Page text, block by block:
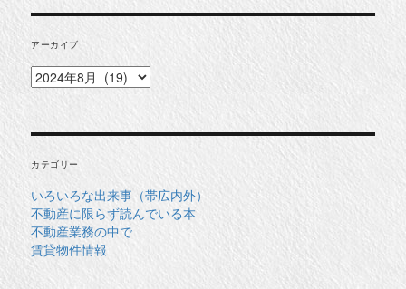
アーカイブ
ア
ー
イ
カテゴリー
いろいろな出来事（帯広内外）
不動産に限らず読んでいる本
不動産業務の中で
賃貸物件情報